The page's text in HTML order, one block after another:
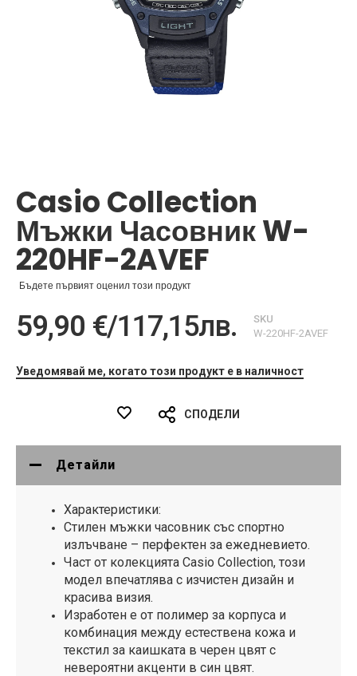
на
галерия
със
снимки
Casio Collection
Мъжки Часовник W-
220HF-2AVEF
Бъдете първият оценил този продукт
59,90 €/117,15лв.
SKU
W-220HF-2AVEF
Уведомявай ме, когато този продукт е в наличност
СПОДЕЛИ
Детайли
Характеристики:
Стилен мъжки часовник със спортно
излъчване – перфектен за ежедневието.
Част от колекцията Casio Collection, този
модел впечатлява с изчистен дизайн и
красива визия.
Изработен е от полимер за корпуса и
комбинация между естествена кожа и
текстил за каишката в черен цвят с
невероятни акценти в син цвят.